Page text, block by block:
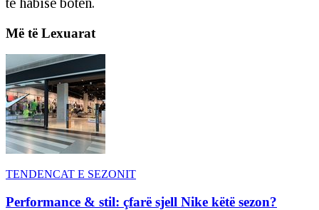
Më të Lexuarat
TENDENCAT E SEZONIT
Performance & stil: çfarë sjell Nike këtë sezon?